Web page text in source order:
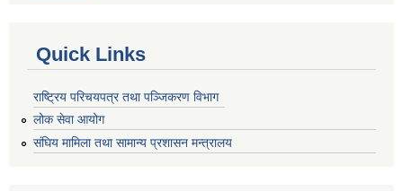
Quick Links
राष्ट्रिय परिचयपत्र तथा पञ्जिकरण विभाग
लोक सेवा आयोग
संघिय मामिला तथा सामान्य प्रशासन मन्त्रालय